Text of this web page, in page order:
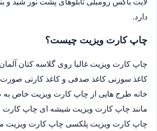
دارد.
چاپ کارت ویزیت چیست؟
چاپ کارت ویزیت غالبا روی گلاسه کتان
کاغذ سوزنی کاغذ صدفی و کاغذ کارتی صورت
خانه طرح هایی از چاپ کارت ویزیت خاص به
مانند چاپ کارت ویزیت شیشه ای چاپ
چاپ کارت ویزیت پلکسی چاپ کارت ویزیت